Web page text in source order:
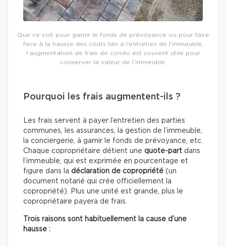
Que ce soit pour garnir le fonds de prévoyance ou pour faire
face à la hausse des coûts liés à l’entretien de l’immeuble,
l’augmentation de frais de condo est souvent utile pour
conserver la valeur de l’immeuble.
Pourquoi les frais augmentent-ils ?
Les frais servent à payer l’entretien des parties
communes, les assurances, la gestion de l’immeuble,
la conciergerie, à garnir le fonds de prévoyance, etc.
Chaque copropriétaire détient une quote-part dans
l’immeuble, qui est exprimée en pourcentage et
figure dans la déclaration de copropriété (un
document notarié qui crée officiellement la
copropriété). Plus une unité est grande, plus le
copropriétaire payera de frais.
Trois raisons sont habituellement la cause d’une
hausse :